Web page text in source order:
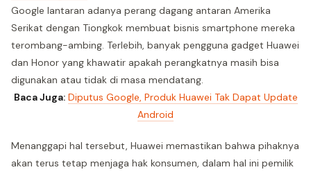
Google lantaran adanya perang dagang antaran Amerika
Serikat dengan Tiongkok membuat bisnis smartphone mereka
terombang-ambing. Terlebih, banyak pengguna gadget Huawei
dan Honor yang khawatir apakah perangkatnya masih bisa
digunakan atau tidak di masa mendatang.
Baca Juga: Diputus Google, Produk Huawei Tak Dapat Update
Android
Menanggapi hal tersebut, Huawei memastikan bahwa pihaknya
akan terus tetap menjaga hak konsumen, dalam hal ini pemilik